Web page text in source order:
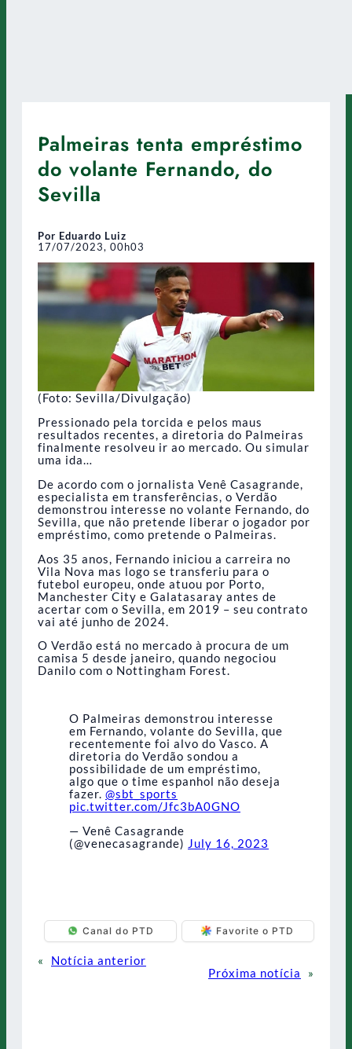
Palmeiras tenta empréstimo
do volante Fernando, do
Sevilla
Por Eduardo Luiz
17/07/2023, 00h03
(Foto: Sevilla/Divulgação)
Pressionado pela torcida e pelos maus
resultados recentes, a diretoria do Palmeiras
finalmente resolveu ir ao mercado. Ou simular
uma ida…
De acordo com o jornalista Venê Casagrande,
especialista em transferências, o Verdão
demonstrou interesse no volante Fernando, do
Sevilla, que não pretende liberar o jogador por
empréstimo, como pretende o Palmeiras.
Aos 35 anos, Fernando iniciou a carreira no
Vila Nova mas logo se transferiu para o
futebol europeu, onde atuou por Porto,
Manchester City e Galatasaray antes de
acertar com o Sevilla, em 2019 – seu contrato
vai até junho de 2024.
O Verdão está no mercado à procura de um
camisa 5 desde janeiro, quando negociou
Danilo com o Nottingham Forest.
O Palmeiras demonstrou interesse
em Fernando, volante do Sevilla, que
recentemente foi alvo do Vasco. A
diretoria do Verdão sondou a
possibilidade de um empréstimo,
algo que o time espanhol não deseja
fazer. @sbt_sports
pic.twitter.com/Jfc3bA0GNO
— Venê Casagrande
(@venecasagrande) July 16, 2023
Canal do PTD Favorite o PTD
«
Notícia anterior
Próxima notícia
»